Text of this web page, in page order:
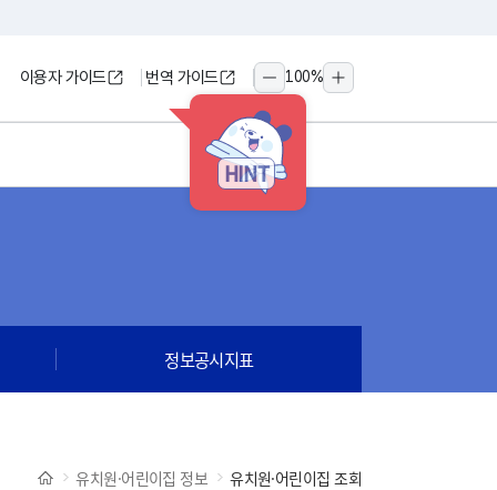
HINT
이용자 가이드 번역 가이드
축소
100%
확대
정보공시지표
유치원·어린이집 정보 유치원·어린이집 조회